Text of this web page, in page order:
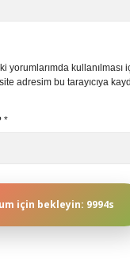
yorumlarımda kullanılması
adresim bu tarayıcıya
*